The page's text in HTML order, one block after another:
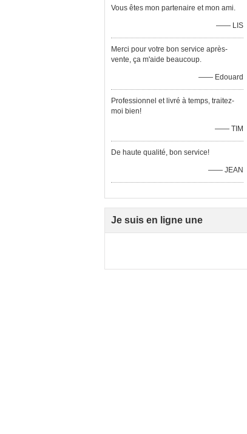
Vous êtes mon partenaire et mon ami.
—— LIS
Merci pour votre bon service après-
vente, ça m'aide beaucoup.
—— Edouard
Professionnel et livré à temps, traitez-
moi bien!
—— TIM
De haute qualité, bon service!
—— JEAN
Je suis en ligne une